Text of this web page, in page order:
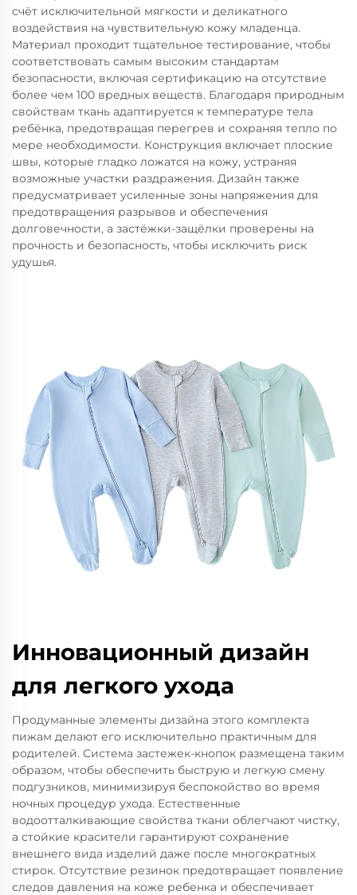
счёт исключительной мягкости и деликатного
воздействия на чувствительную кожу младенца.
Материал проходит тщательное тестирование, чтобы
соответствовать самым высоким стандартам
безопасности, включая сертификацию на отсутствие
более чем 100 вредных веществ. Благодаря природным
свойствам ткань адаптируется к температуре тела
ребёнка, предотвращая перегрев и сохраняя тепло по
мере необходимости. Конструкция включает плоские
швы, которые гладко ложатся на кожу, устраняя
возможные участки раздражения. Дизайн также
предусматривает усиленные зоны напряжения для
предотвращения разрывов и обеспечения
долговечности, а застёжки-защёлки проверены на
прочность и безопасность, чтобы исключить риск
удушья.
Инновационный дизайн
для легкого ухода
Продуманные элементы дизайна этого комплекта
пижам делают его исключительно практичным для
родителей. Система застежек-кнопок размещена таким
образом, чтобы обеспечить быструю и легкую смену
подгузников, минимизируя беспокойство во время
ночных процедур ухода. Естественные
водоотталкивающие свойства ткани облегчают чистку,
а стойкие красители гарантируют сохранение
внешнего вида изделий даже после многократных
стирок. Отсутствие резинок предотвращает появление
следов давления на коже ребенка и обеспечивает